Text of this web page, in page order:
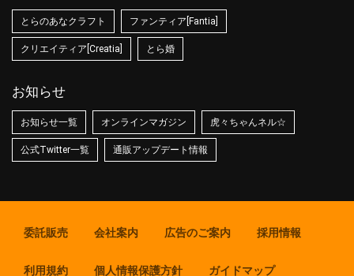
とらのあなクラフト ファンティア[Fantia]
クリエイティア[Creatia] とら婚
お知らせ
お知らせ一覧 オンラインマガジン 虎々ちゃんネル☆
公式Twitter一覧 通販アップデート情報
委託販売 会社案内 広告のご案内 採用情報
利用規約 個人情報保護方針 ガイドマップ